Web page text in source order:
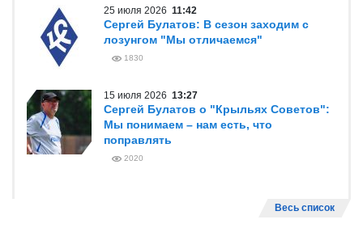
25 июля 2026 11:42
Сергей Булатов: В сезон заходим с
лозунгом "Мы отличаемся"
1830
15 июля 2026 13:27
Сергей Булатов о "Крыльях Советов":
Мы понимаем – нам есть, что
поправлять
2020
Весь список